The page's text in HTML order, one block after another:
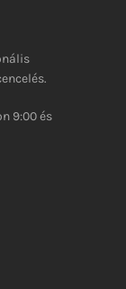
9:00 és